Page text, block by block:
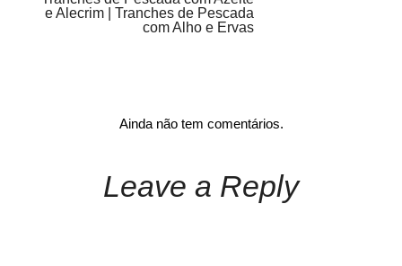
e Alecrim | Tranches de Pescada
com Alho e Ervas
Ainda não tem comentários.
Leave a Reply